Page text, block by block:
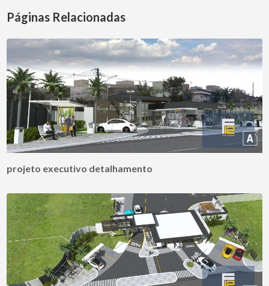
Páginas Relacionadas
projeto executivo detalhamento